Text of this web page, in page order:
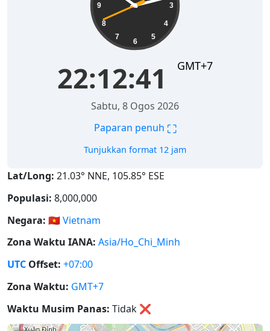
3
4
5
6
7
8
9
22:12:42 GMT+7
Sabtu, 8 Ogos 2026
Paparan penuh ⛶
Tunjukkan format 12 jam
Lat/Long: 21.03° NNE, 105.85° ESE
Populasi: 8,000,000
Negara: 🇻🇳Vietnam
Zona Waktu IANA: Asia/Ho_Chi_Minh
UTC Offset: +07:00
Zona Waktu: GMT+7
Waktu Musim Panas: Tidak ❌